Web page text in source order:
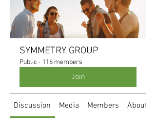
SYMMETRY GROUP
Public · 116 members
Join
Discussion Media Members About